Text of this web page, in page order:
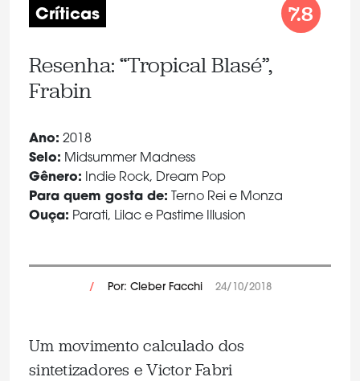
Críticas 7.8
Resenha: “Tropical Blasé”,
Frabin
Ano: 2018
Selo: Midsummer Madness
Gênero: Indie Rock, Dream Pop
Para quem gosta de: Terno Rei e Monza
Ouça: Parati, Lilac e Pastime Illusion
/ Por: Cleber Facchi 24/10/2018
Um movimento calculado dos
sintetizadores e Victor Fabri